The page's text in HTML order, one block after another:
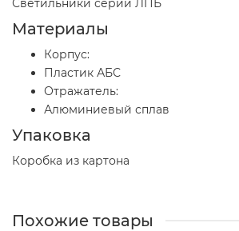
Светильники серии ЛПБ
Материалы
Корпус:
Пластик АБС
Отражатель:
Алюминиевый сплав
Упаковка
Коробка из картона
Похожие товары